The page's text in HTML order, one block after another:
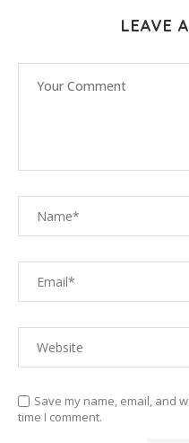
LEAVE
Save my name, email, and
time I comment.